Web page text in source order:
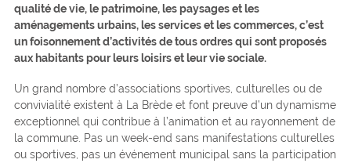
qualité de vie, le patrimoine, les paysages et les
aménagements urbains, les services et les commerces, c’est
un foisonnement d’activités de tous ordres qui sont proposés
aux habitants pour leurs loisirs et leur vie sociale.
Un grand nombre d’associations sportives, culturelles ou de
convivialité existent à La Brède et font preuve d’un dynamisme
exceptionnel qui contribue à l’animation et au rayonnement de
la commune. Pas un week-end sans manifestations culturelles
ou sportives, pas un événement municipal sans la participation